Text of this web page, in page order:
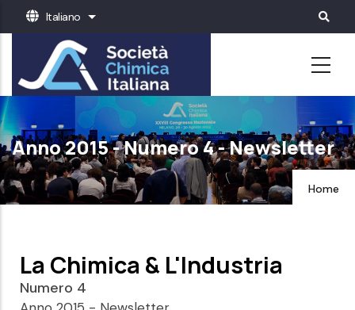
Salta
contenuto
principale
Italiano Mostra ulteriori azioni
Anno 2015 - Numero 4 - Newsletter
Home
La Chimica & L'Industria
Numero 4